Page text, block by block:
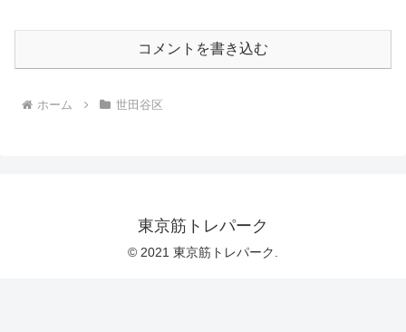
コメントを書き込む
ホーム 世田谷区
東京筋トレパーク
© 2021 東京筋トレパーク.